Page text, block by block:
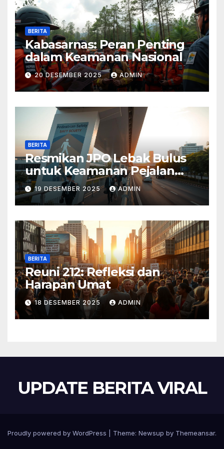
BERITA
Kabasarnas: Peran Penting
dalam Keamanan Nasional
20 DESEMBER 2025 ADMIN
BERITA
Resmikan JPO Lebak Bulus
untuk Keamanan Pejalan
Kaki
19 DESEMBER 2025 ADMIN
BERITA
Reuni 212: Refleksi dan
Harapan Umat
18 DESEMBER 2025 ADMIN
UPDATE BERITA VIRAL
Proudly powered by WordPress Theme: Newsup by Themeansar.